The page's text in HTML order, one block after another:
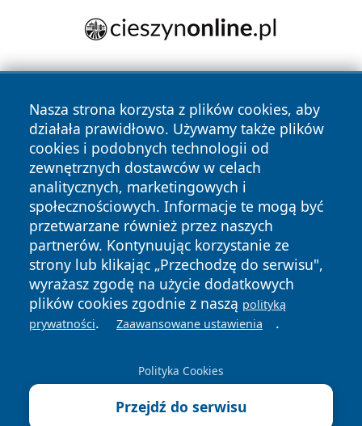
Nasza strona korzysta z plików cookies, aby
działała prawidłowo. Używamy także plików
cookies i podobnych technologii od
zewnętrznych dostawców w celach
analitycznych, marketingowych i
społecznościowych. Informacje te mogą być
przetwarzane również przez naszych
partnerów. Kontynuując korzystanie ze
strony lub klikając „Przechodzę do serwisu",
wyrażasz zgodę na użycie dodatkowych
plików cookies zgodnie z naszą polityką
prywatności. Zaawansowane ustawienia .
Polityka Cookies
Przejdź do serwisu
Copyright © 2026 faktywroclaw.pl Wszystkie prawa
zastrzeżone.
News Autorzy
Polityka
Prywatności
Polityka
Cookies